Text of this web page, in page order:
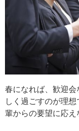
春になれば、歓迎
しく過ごすのが理
輩からの要望に応え